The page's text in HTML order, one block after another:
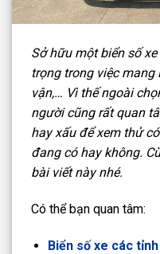
Sở hữu một biển số
trọng trong việc
vận,… Vì thế ngoài
người cũng rất quan
hay xấu để xem thử
đang có hay không.
bài viết này nhé.
Có thể bạn quan tâm:
Biển số xe các